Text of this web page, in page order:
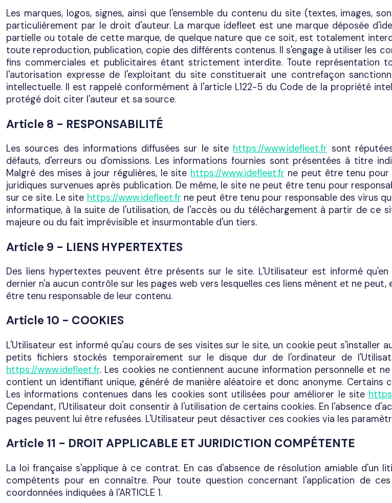
Les marques, logos, signes, ainsi que l'ensemble du contenu du site (textes, images,
particulièrement par le droit d'auteur. La marque idefleet est une marque déposée
partielle ou totale de cette marque, de quelque nature que ce soit, est totalement
toute reproduction, publication, copie des différents contenus. Il s'engage à utiliser les
fins commerciales et publicitaires étant strictement interdite. Toute représentation
l'autorisation expresse de l'exploitant du site constituerait une contrefaçon
intellectuelle. Il est rappelé conformément à l'article L122-5 du Code de la propriété
protégé doit citer l'auteur et sa source.
Article 8 - RESPONSABILITÉ
Les sources des informations diffusées sur le site https://www.idefleet.fr sont
défauts, d'erreurs ou d'omissions. Les informations fournies sont présentées à titre
Malgré des mises à jour régulières, le site https://www.idefleet.fr ne peut être tenu pour
juridiques survenues après publication. De même, le site ne peut être tenu pour
sur ce site. Le site https://www.idefleet.fr ne peut être tenu pour responsable des virus
informatique, à la suite de l'utilisation, de l'accès ou du téléchargement à partir de ce
majeure ou du fait imprévisible et insurmontable d'un tiers.
Article 9 - LIENS HYPERTEXTES
Des liens hypertextes peuvent être présents sur le site. L'Utilisateur est informé
dernier n'a aucun contrôle sur les pages web vers lesquelles ces liens mènent et ne peut,
être tenu responsable de leur contenu.
Article 10 - COOKIES
L'Utilisateur est informé qu'au cours de ses visites sur le site, un cookie peut s'installer
petits fichiers stockés temporairement sur le disque dur de l'ordinateur de
https://www.idefleet.fr. Les cookies ne contiennent aucune information personnelle et
contient un identifiant unique, généré de manière aléatoire et donc anonyme.
Les informations contenues dans les cookies sont utilisées pour améliorer le site
Cependant, l'Utilisateur doit consentir à l'utilisation de certains cookies. En l'absence
pages peuvent lui être refusées. L'Utilisateur peut désactiver ces cookies via les
Article 11 - DROIT APPLICABLE ET JURIDICTION COMPÉTENTE
La loi française s'applique à ce contrat. En cas d'absence de résolution amiable d'un
compétents pour en connaître. Pour toute question concernant l'application de
coordonnées indiquées à l'ARTICLE 1.